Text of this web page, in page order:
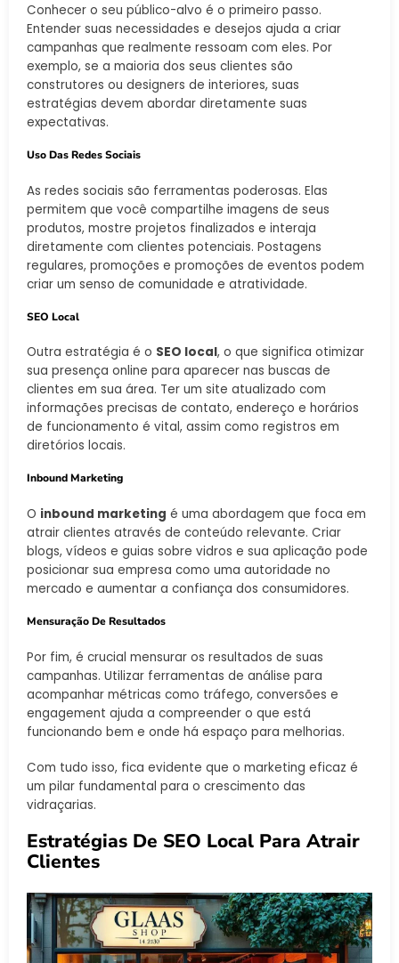
Conhecer o seu público-alvo é o primeiro passo.
Entender suas necessidades e desejos ajuda a criar
campanhas que realmente ressoam com eles. Por
exemplo, se a maioria dos seus clientes são
construtores ou designers de interiores, suas
estratégias devem abordar diretamente suas
expectativas.
Uso Das Redes Sociais
As redes sociais são ferramentas poderosas. Elas
permitem que você compartilhe imagens de seus
produtos, mostre projetos finalizados e interaja
diretamente com clientes potenciais. Postagens
regulares, promoções e promoções de eventos podem
criar um senso de comunidade e atratividade.
SEO Local
Outra estratégia é o SEO local, o que significa otimizar
sua presença online para aparecer nas buscas de
clientes em sua área. Ter um site atualizado com
informações precisas de contato, endereço e horários
de funcionamento é vital, assim como registros em
diretórios locais.
Inbound Marketing
O inbound marketing é uma abordagem que foca em
atrair clientes através de conteúdo relevante. Criar
blogs, vídeos e guias sobre vidros e sua aplicação pode
posicionar sua empresa como uma autoridade no
mercado e aumentar a confiança dos consumidores.
Mensuração De Resultados
Por fim, é crucial mensurar os resultados de suas
campanhas. Utilizar ferramentas de análise para
acompanhar métricas como tráfego, conversões e
engagement ajuda a compreender o que está
funcionando bem e onde há espaço para melhorias.
Com tudo isso, fica evidente que o marketing eficaz é
um pilar fundamental para o crescimento das
vidraçarias.
Estratégias De SEO Local Para Atrair
Clientes